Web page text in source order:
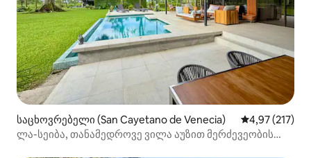
საცხოვრებელი (San Cayetano de Venecia) საშუალო
4,97 (217)
ლა-სეიბა, თანამედროვე ვილა აუზით მერძევეობის